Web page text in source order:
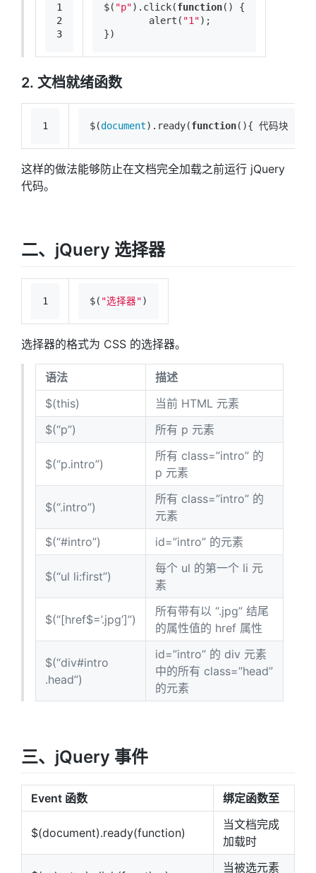
1
2
3
$( "p").click(function( ) {
	alert(
"1");
})
2. 文档就绪函数
1 $(document).ready(function( ){ 代码块 });
这样的做法能够防止在文档完全加载之前运行 jQuery
代码。
二、jQuery 选择器
1 $( "选择器")
选择器的格式为 CSS 的选择器。
语法
描述
$(this)
当前 HTML 元素
$(“p”)
所有 p 元素
$(“p.intro”)
所有 class=”intro” 的
p 元素
$(“.intro”)
所有 class=”intro” 的
元素
$(“#intro”)
id=”intro” 的元素
$(“ul li:first”)
每个 ul 的第一个 li 元
素
$(“[href$=’.jpg’]”)
所有带有以 “.jpg” 结尾
的属性值的 href 属性
$(“div#intro
.head”)
id=”intro” 的 div 元素
中的所有 class=”head”
的元素
三、jQuery 事件
Event 函数 绑定函数至
$(document).ready(function)
当文档完成
加载时
当被选元素